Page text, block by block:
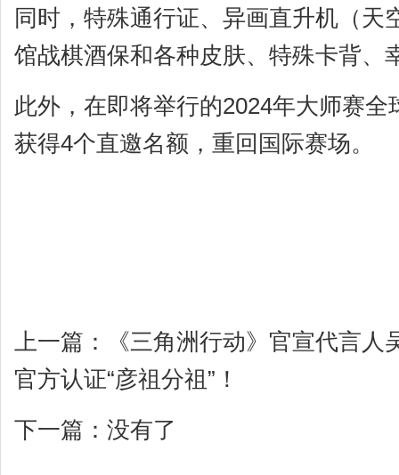
同时，特殊通行证、异画直升机（天
馆战棋酒保和各种皮肤、特殊卡背、
此外，在即将举行的2024年大师赛
获得4个直邀名额，重回国际赛场。
上一篇：
《三角洲行动》官宣代言
官方认证“彦祖分祖”！
下一篇：没有了